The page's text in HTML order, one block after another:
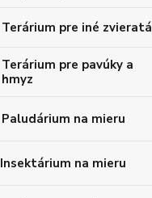
Terárium pre iné zvieratá
Terárium pre pavúky a
hmyz
Paludárium na mieru
Insektárium na mieru